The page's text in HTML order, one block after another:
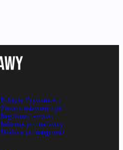
Polityka Prywatności
Zmiana ustawień zgód
Regulamin serwisu
Informacje o nadawcy
Deklaracja dostępności